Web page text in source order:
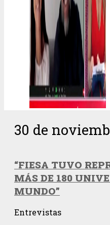
30 de
“FIESA TUVO
MÁS DE 180
MUNDO”
Entrevistas